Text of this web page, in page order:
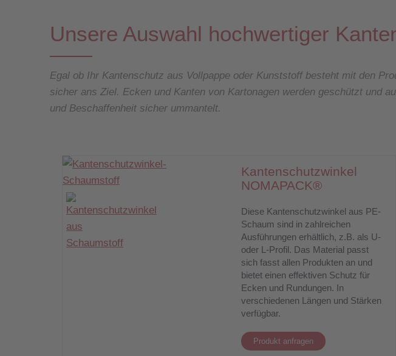
Unsere Auswahl hochwertiger
Egal ob Ihr Kantenschutz aus Vollpappe oder Kunststoff besteht mit den
sicher ans Ziel. Ecken und Kanten von Kartonagen werden geschützt und
und Beschaffenheit sicher ummantelt.
Kantenschutzwinkel
NOMAPACK®
Diese Kantenschutzwinkel aus PE-
Schaum sind in zahlreichen
Ausführungen erhältlich, z.B. als U-
oder L-Profil. Das Material passt
sich fasst allen Produkten an und
bietet einen effektiven Schutz für
Ecken und Rundungen. In
verschiedenen Längen und Stärken
verfügbar.
Produkt anfragen